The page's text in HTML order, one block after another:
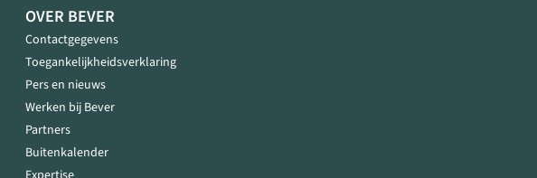
OVER BEVER
Contactgegevens
Toegankelijkheidsverklaring
Pers en nieuws
Werken bij Bever
Partners
Buitenkalender